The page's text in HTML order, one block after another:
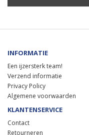
INFORMATIE
Een ijzersterk team!
Verzend informatie
Privacy Policy
Algemene voorwaarden
KLANTENSERVICE
Contact
Retourneren